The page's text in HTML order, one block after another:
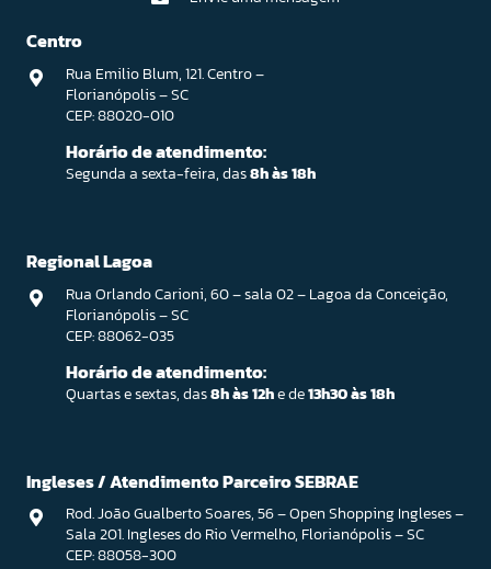
Centro
Rua Emilio Blum, 121. Centro –
Florianópolis – SC
CEP: 88020-010
Horário de atendimento:
Segunda a sexta-feira, das8h às 18h
Regional Lagoa
Rua Orlando Carioni, 60 – sala 02 – Lagoa da Conceição,
Florianópolis – SC
CEP: 88062-035
Horário de atendimento:
Quartas e sextas, das8h às 12he de13h30 às 18h
Ingleses / Atendimento Parceiro SEBRAE
Rod. João Gualberto Soares, 56 – Open Shopping Ingleses –
Sala 201. Ingleses do Rio Vermelho, Florianópolis – SC
CEP: 88058-300